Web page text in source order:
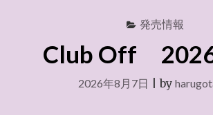
発売情報
Club Off
2026年8月7日 |by